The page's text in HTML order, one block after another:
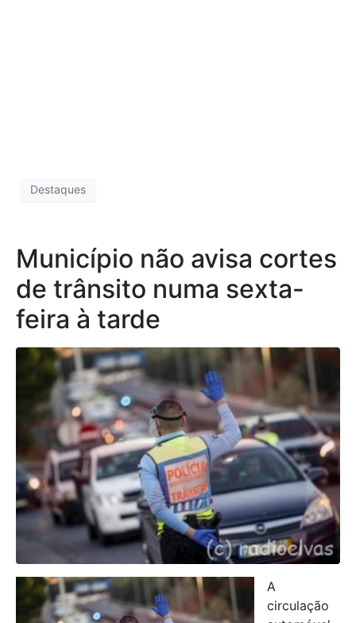
Destaques
Município não avisa cortes
de trânsito numa sexta-
feira à tarde
A
circulação